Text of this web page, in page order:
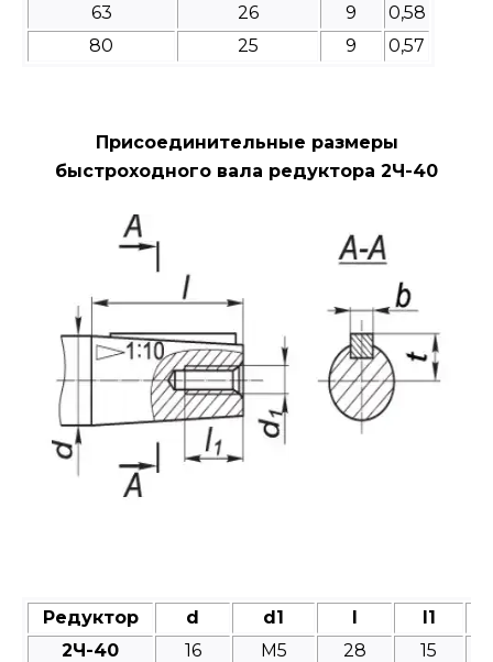
63
26 9
0,58
80
25 9 0,57
Присоединительные размеры
быстроходного вала редуктора 2Ч-40
Редуктор d d1 l l1
2Ч-40
16 M5 28 15